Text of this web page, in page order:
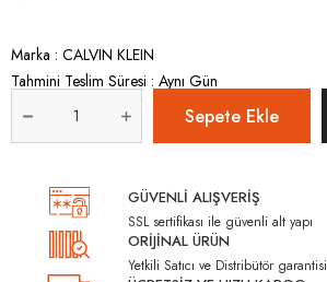
Marka : CALVIN KLEIN
Tahmini Teslim Süresi : Aynı Gün
GÜVENLİ ALIŞVERİŞ
SSL sertifikası ile güvenli alt yapı
ORİJİNAL ÜRÜN
Yetkili Satıcı ve Distribütör garantisi